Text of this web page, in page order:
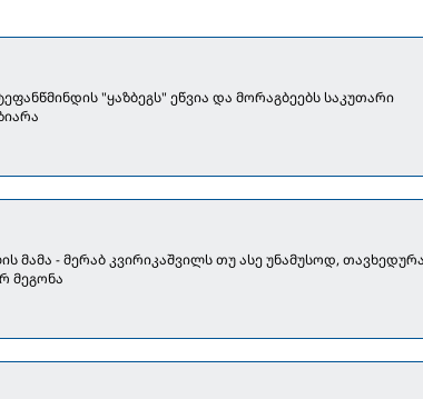
"ყაზბეგს" ეწვია და მორაგბეებს საკუთარი
მამა - მერაბ კვირიკაშვილს თუ ასე უნამუსოდ,
მეგონა